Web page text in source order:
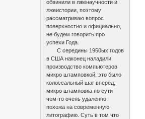
обвинили в лженаучности и
лжеистории, поэтому
рассматриваю вопрос
поверхностно и официально,
не будем говорить про
успехи Года.
С середины 1950ых годов
в США наконец наладили
производство компьютеров
микро штамповкой, это было
колоссальный шаг вперёд,
микро штамповка по сути
чем-то очень удалённо
похожа на современную
литографию. Суть в том что